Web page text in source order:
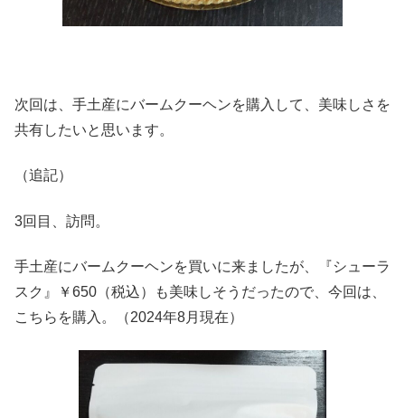
次回は、手土産にバームクーヘンを購入して、美味しさを
共有したいと思います。
（追記）
3回目、訪問。
手土産にバームクーヘンを買いに来ましたが、『シューラ
スク』￥650（税込）も美味しそうだったので、今回は、
こちらを購入。（2024年8月現在）